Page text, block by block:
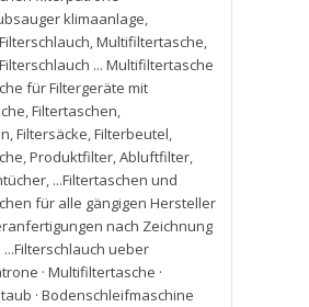
klimaanlage,
Filterschlauch,Multifiltertasche,
Filterschlauch ... Multifiltertasche
für Filtergeräte mit
,Filtertaschen,
,Filtersäcke,Filterbeutel,
,Produktfilter,Abluftfilter,
, ...Filtertaschen und
für alle gängigen Hersteller
nach Zeichnung
ueber
· Multifiltertasche ·
· Bodenschleifmaschine